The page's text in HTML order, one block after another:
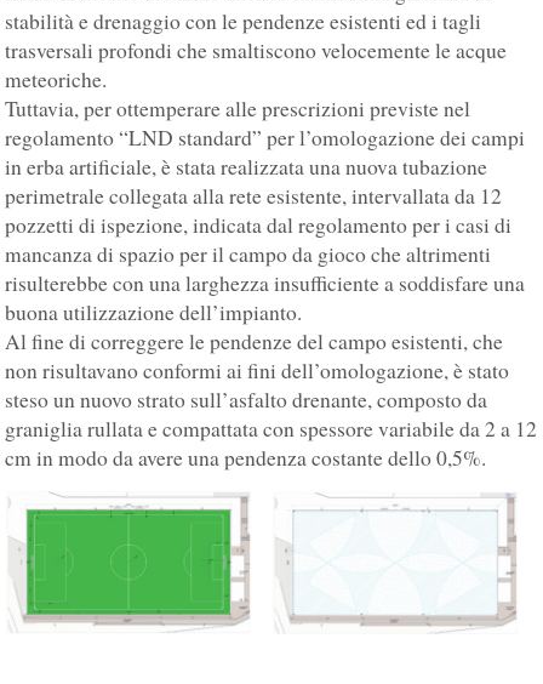
stabilità e drenaggio con le pendenze esistenti ed i tagli
trasversali profondi che smaltiscono velocemente le acque
meteoriche.
Tuttavia, per ottemperare alle prescrizioni previste nel
regolamento “LND standard” per l’omologazione dei campi
in erba artificiale, è stata realizzata una nuova tubazione
perimetrale collegata alla rete esistente, intervallata da 12
pozzetti di ispezione, indicata dal regolamento per i casi di
mancanza di spazio per il campo da gioco che altrimenti
risulterebbe con una larghezza insufficiente a soddisfare una
buona utilizzazione dell’impianto.
Al fine di correggere le pendenze del campo esistenti, che
non risultavano conformi ai fini dell’omologazione, è stato
steso un nuovo strato sull’asfalto drenante, composto da
graniglia rullata e compattata con spessore variabile da 2 a 12
cm in modo da avere una pendenza costante dello 0,5%.